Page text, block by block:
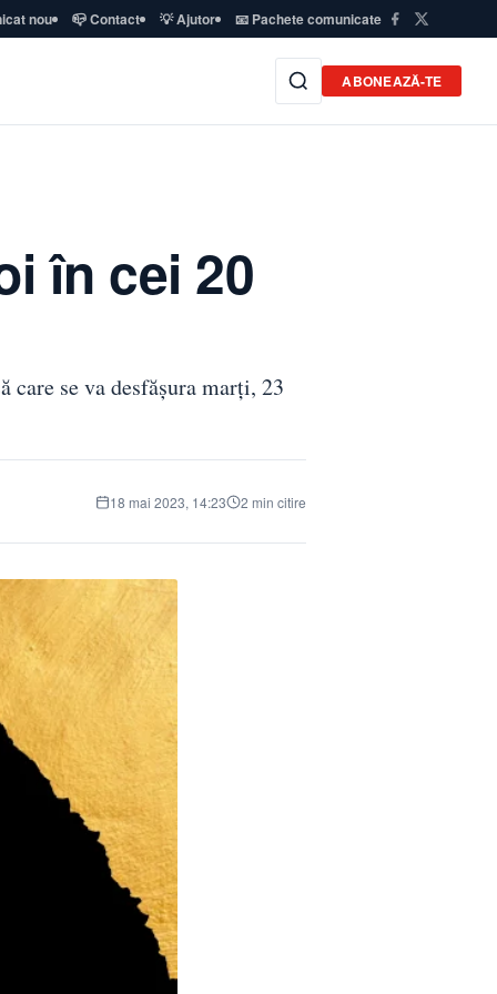
nou 📪 Contact 💡 Ajutor 📧 Pachete comunicate
ABONEAZĂ-TE
în cei 20
care se va desfăşura marţi, 23
18 mai 2023, 14:23 2 min citire